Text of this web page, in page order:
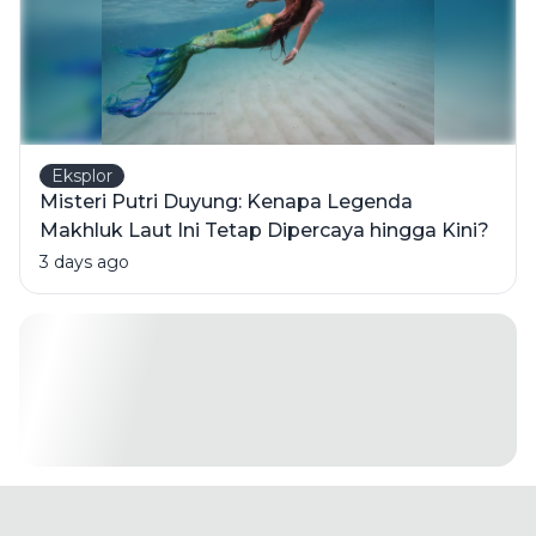
Eksplor
Misteri Putri Duyung: Kenapa Legenda
Makhluk Laut Ini Tetap Dipercaya hingga Kini?
3 days ago